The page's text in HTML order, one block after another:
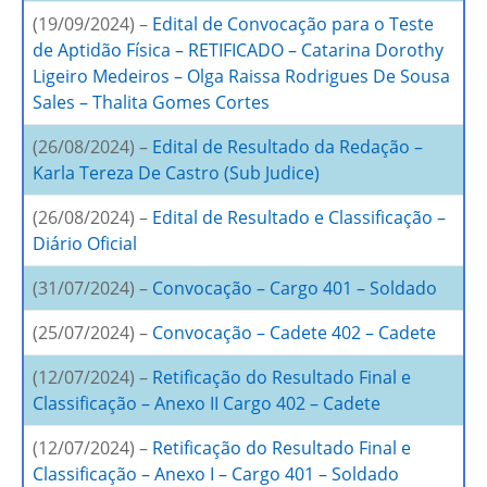
(19/09/2024) – Edital de Convocação para o Teste
de Aptidão Física – RETIFICADO – Catarina Dorothy
Ligeiro Medeiros – Olga Raissa Rodrigues De Sousa
Sales – Thalita Gomes Cortes
(26/08/2024) – Edital de Resultado da Redação –
Karla Tereza De Castro (Sub Judice)
(26/08/2024) – Edital de Resultado e Classificação –
Diário Oficial
(31/07/2024) – Convocação – Cargo 401 – Soldado
(25/07/2024) – Convocação – Cadete 402 – Cadete
(12/07/2024) – Retificação do Resultado Final e
Classificação – Anexo II Cargo 402 – Cadete
(12/07/2024) – Retificação do Resultado Final e
Classificação – Anexo I – Cargo 401 – Soldado